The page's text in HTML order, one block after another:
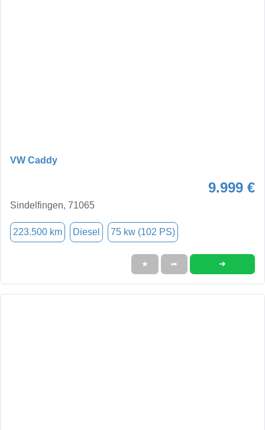
VW Caddy
9.999 €
Sindelfingen, 71065
223.500 km Diesel 75 kw (102 PS)
★ ➦ ➜